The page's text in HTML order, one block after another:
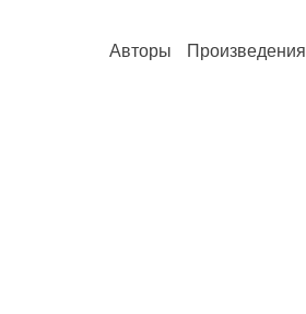
Авторы Произведения